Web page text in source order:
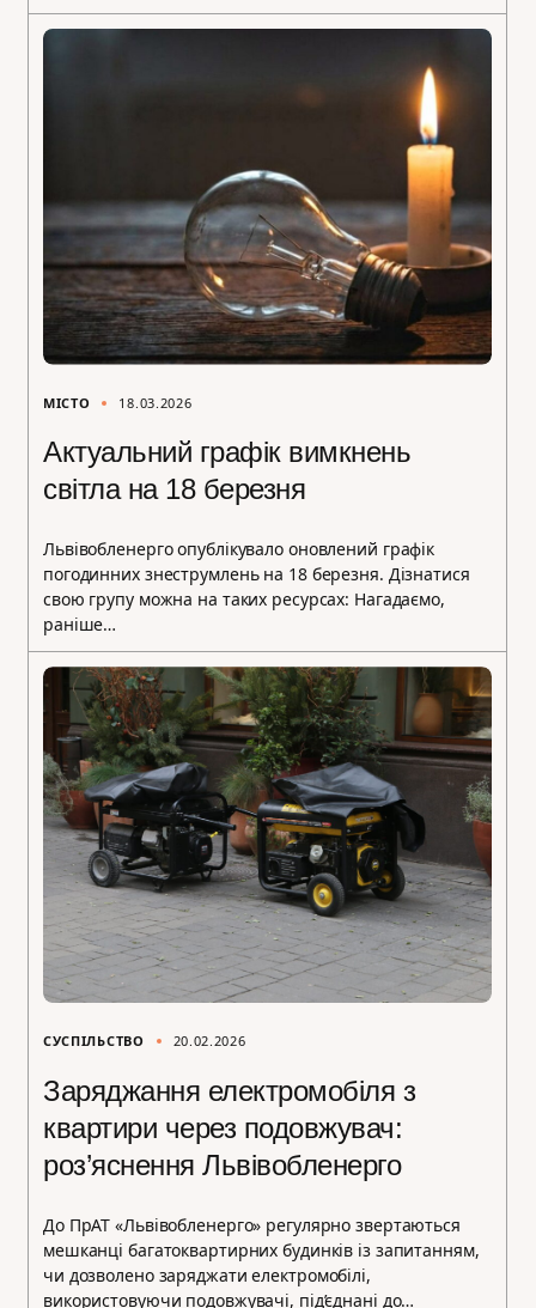
МІСТО 18.03.2026
Актуальний графік вимкнень
світла на 18 березня
Львівобленерго опублікувало оновлений графік
погодинних знеструмлень на 18 березня. Дізнатися
свою групу можна на таких ресурсах: Нагадаємо,
раніше…
СУСПІЛЬСТВО 20.02.2026
Заряджання електромобіля з
квартири через подовжувач:
роз’яснення Львівобленерго
До ПрАТ «Львівобленерго» регулярно звертаються
мешканці багатоквартирних будинків із запитанням,
чи дозволено заряджати електромобілі,
використовуючи подовжувачі, під’єднані до…